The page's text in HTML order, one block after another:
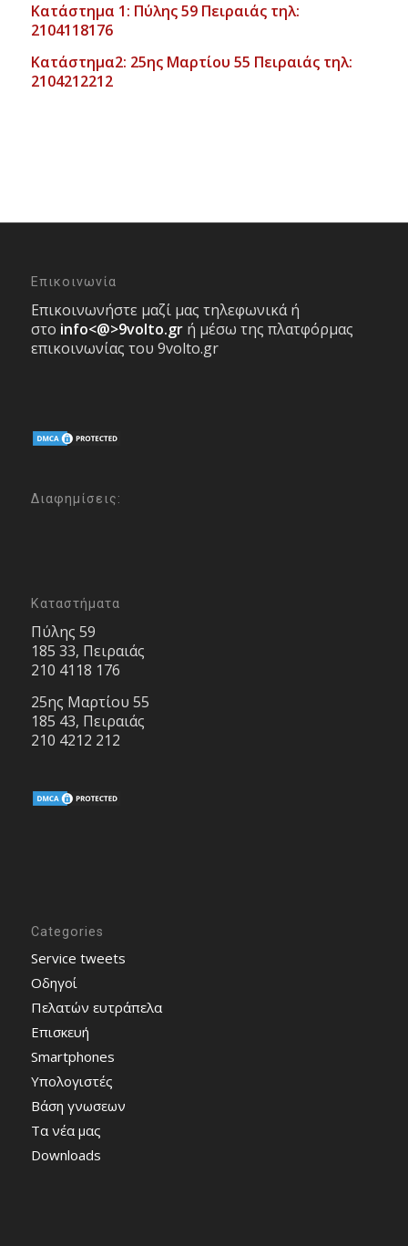
Κατάστημα 1: Πύλης 59 Πειραιάς τηλ:
2104118176
Κατάστημα2: 25ης Μαρτίου 55 Πειραιάς τηλ:
2104212212
Επικοινωνία
Επικοινωνήστε μαζί μας τηλεφωνικά ή
στο info<@>9volto.gr ή μέσω της πλατφόρμας
επικοινωνίας του 9volto.gr
Διαφημίσεις:
Καταστήματα
Πύλης 59
185 33, Πειραιάς
210 4118 176
25ης Μαρτίου 55
185 43, Πειραιάς
210 4212 212
Categories
Service tweets
Οδηγοί
Πελατών ευτράπελα
Επισκευή
Smartphones
Υπολογιστές
Bάση γνωσεων
Τα νέα μας
Downloads